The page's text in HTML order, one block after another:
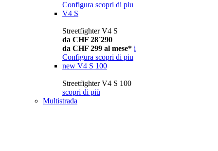
Configura scopri di piu
V4 S
Streetfighter V4 S
da CHF 28´290
da CHF 299 al mese* i
Configura scopri di piu
new V4 S 100
Streetfighter V4 S 100
scopri di più
Multistrada